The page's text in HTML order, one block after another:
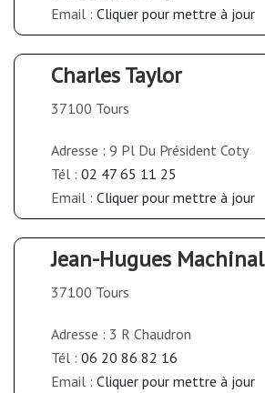
Email : Cliquer pour mettre à jour
Charles Taylor
37100 Tours
Adresse : 9 Pl Du Président Coty
Tél : 02 47 65 11 25
Email : Cliquer pour mettre à jour
Jean-Hugues Machinal
37100 Tours
Adresse : 3 R Chaudron
Tél : 06 20 86 82 16
Email : Cliquer pour mettre à jour